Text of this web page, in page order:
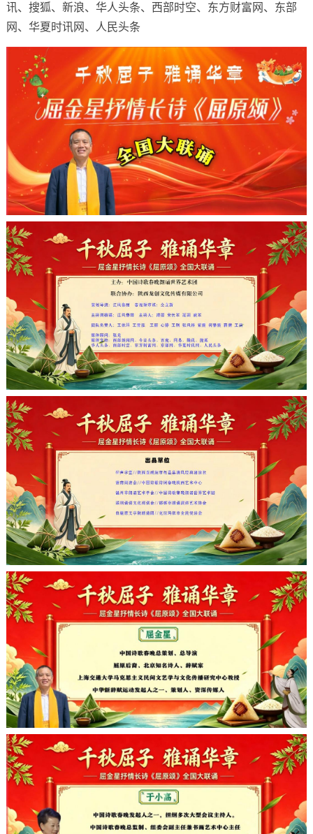
讯、搜狐、新浪、华人头条、西部时空、东方财富网、东部
网、华夏时讯网、人民头条